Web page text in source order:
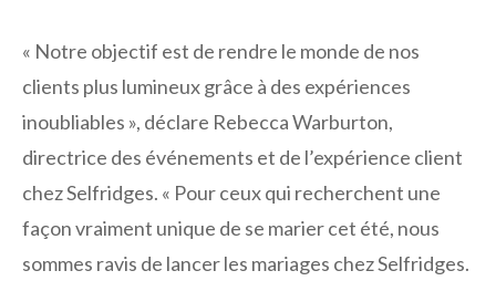
« Notre objectif est de rendre le monde de nos
clients plus lumineux grâce à des expériences
inoubliables », déclare Rebecca Warburton,
directrice des événements et de l’expérience client
chez Selfridges. « Pour ceux qui recherchent une
façon vraiment unique de se marier cet été, nous
sommes ravis de lancer les mariages chez Selfridges.